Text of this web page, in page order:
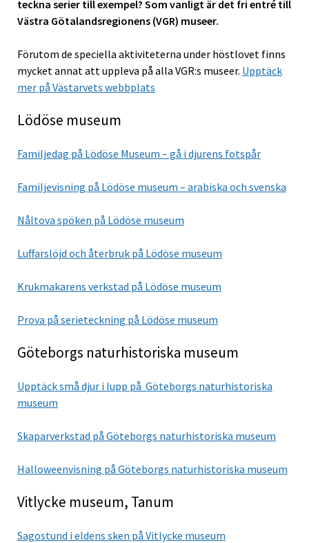
teckna serier till exempel? Som vanligt är det fri entré till
Västra Götalandsregionens (VGR) museer.
Förutom de speciella aktiviteterna under höstlovet finns
mycket annat att uppleva på alla VGR:s museer. Upptäck
mer på Västarvets webbplats
Lödöse museum
Familjedag på Lödöse Museum – gå i djurens fotspår
Familjevisning på Lödöse museum – arabiska och svenska
Nåltova spöken på Lödöse museum
Luffarslöjd och återbruk på Lödöse museum
Krukmakarens verkstad på Lödöse museum
Prova på serieteckning på Lödöse museum
Göteborgs naturhistoriska museum
Upptäck små djur i lupp på Göteborgs naturhistoriska
museum
Skaparverkstad på Göteborgs naturhistoriska museum
Halloweenvisning på Göteborgs naturhistoriska museum
Vitlycke museum, Tanum
Sagostund i eldens sken på Vitlycke museum